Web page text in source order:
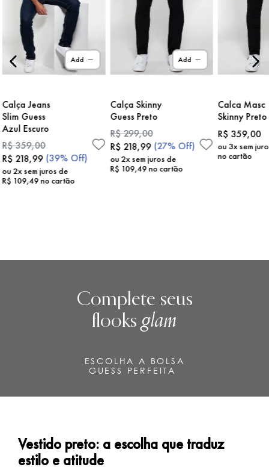
Add
Calça Jeans
Slim Guess
Azul Escuro
R$359,00
R$ 218,99 (39% Off)
ou 2x sem juros de
R$ 109,49no cartão
Add
Calça Skinny
Guess Preto
R$299,00
R$ 218,99 (27% Off)
ou 2x sem juros de
R$ 109,49no cartão
Calca Masc
Skinny Preto
R$ 359,00
ou 3x sem
no cartão
Complete seus
flooksglam
ESCOLHA A BOLSA
GUESS PERFEITA
Vestido preto: a escolha que traduz
estilo e atitude